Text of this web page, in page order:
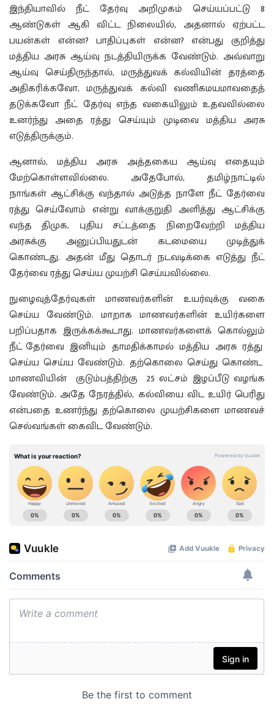
இந்தியாவில் நீட் தேர்வு அறிமுகம் செய்யப்பட்டு 8
ஆண்டுகள் ஆகி விட்ட நிலையில், அதனால் ஏற்பட்ட
பயன்கள் என்ன? பாதிப்புகள் என்ன? என்பது குறித்து
மத்திய அரசு ஆய்வு நடத்தியிருக்க வேண்டும். அவ்வாறு
ஆய்வு செய்திருந்தால், மருத்துவக் கல்வியின் தரத்தை
அதிகரிக்கவோ, மருத்துவக் கல்வி வணிகமயமாவதைத்
தடுக்கவோ நீட் தேர்வு எந்த வகையிலும் உதவவில்லை
உனர்ந்து அதை ரத்து செய்யும் முடிவை மத்திய அரசு
எடுத்திருக்கும்.
ஆனால், மத்திய அரசு அத்தகைய ஆய்வு எதையும்
மேற்கொள்ளவில்லை. அதேபோல், தமிழ்நாட்டில்
நாங்கள் ஆட்சிக்கு வந்தால் அடுத்த நாளே நீட் தேர்வை
ரத்து செய்வோம் என்று வாக்குறுதி அளித்து ஆட்சிக்கு
வந்த திமுக, புதிய சட்டத்தை நிறைவேற்றி மத்திய
அரசுக்கு அனுப்பியதுடன் கடமையை முடித்துக்
கொண்டது. அதன் மீது தொடர் நடவடிக்கை எடுத்து நீட்
தேர்வை ரத்து செய்ய முயற்சி செய்யவில்லை.
நுழைவுத்தேர்வுகள் மாணவர்களின் உயர்வுக்கு வகை
செய்ய வேண்டும். மாறாக மாணவர்களின் உயிர்களை
பறிப்பதாக இருக்கக்கூடாது. மாணவர்களைக் கொல்லும்
நீட் தேர்வை இனியும் தாமதிக்காமல் மத்திய அரசு ரத்து
செய்ய செய்ய வேண்டும். தற்கொலை செய்து கொண்ட
மாணவியின் குடும்பத்திற்கு 25 லட்சம் இழப்பீடு வழங்க
வேண்டும். அதே நேரத்தில், கல்வியை விட உயிர் பெரிது
என்பதை உணர்ந்து தற்கொலை முயற்சிகளை மாணவச்
செல்வங்கள் கைவிட வேண்டும்.